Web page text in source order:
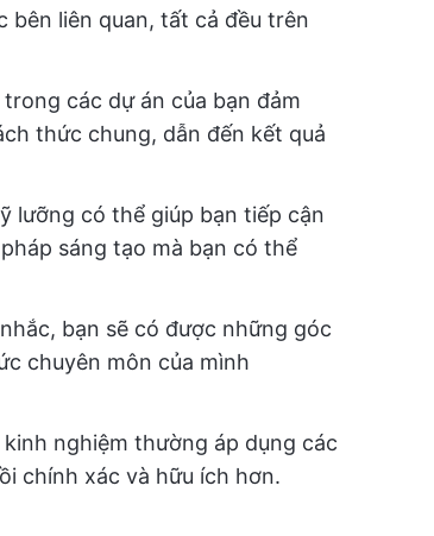
bên liên quan, tất cả đều trên
các dự án của bạn đảm
thức chung, dẫn đến kết quả
lưỡng có thể giúp bạn tiếp cận
sáng tạo mà bạn có thể
bạn sẽ có được những góc
chuyên môn của mình
nghiệm thường áp dụng các
chính xác và hữu ích hơn.